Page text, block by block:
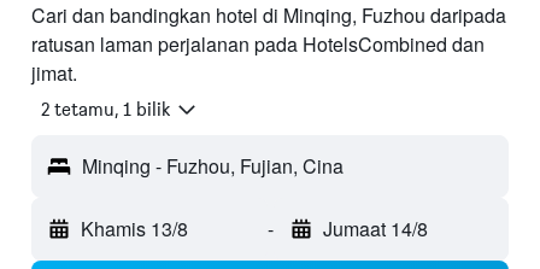
Cari dan bandingkan hotel di Minqing, Fuzhou daripada
ratusan laman perjalanan pada HotelsCombined dan
jimat.
2 tetamu, 1 bilik
Minqing - Fuzhou, Fujian, Cina
Khamis 13/8 - Jumaat 14/8